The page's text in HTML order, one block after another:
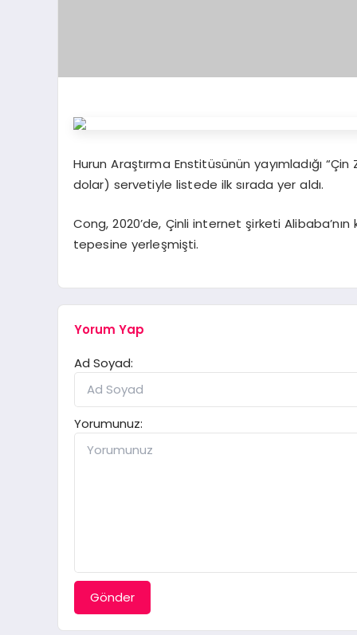
Hurun Araştırma Enstitüsünün yayımladığı
dolar) servetiyle listede ilk sırada yer aldı.
Cong, 2020’de, Çinli internet şirketi
tepesine yerleşmişti.
Yorum Yap
Ad Soyad:
Yorumunuz:
Gönder